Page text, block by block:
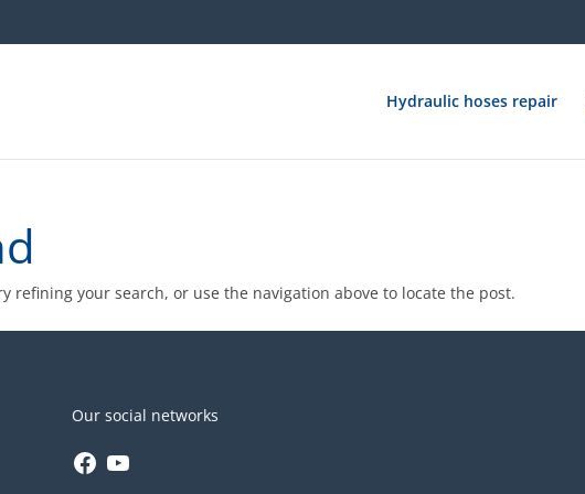
Hydraulic hoses repair
refining your search, or use the navigation above to locate the post.
Our social networks
Facebook
YouTube